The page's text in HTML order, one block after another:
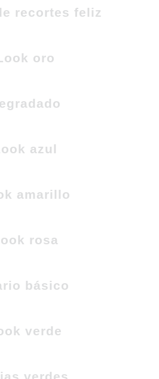
recortes feliz
oro
azul
amarillo
rosa
básico
verde